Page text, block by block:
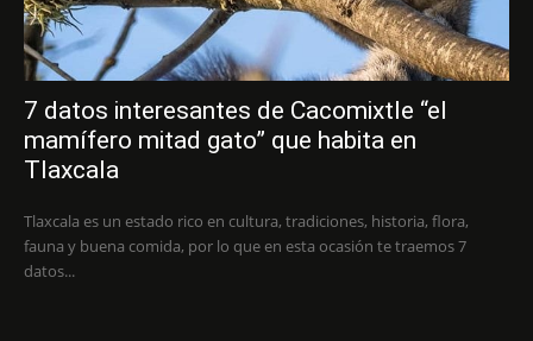
7 datos interesantes de Cacomixtle “el
mamífero mitad gato” que habita en
Tlaxcala
Tlaxcala es un estado rico en cultura, tradiciones, historia, flora,
fauna y buena comida, por lo que en esta ocasión te traemos 7
datos...